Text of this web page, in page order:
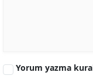
Yorum yazma